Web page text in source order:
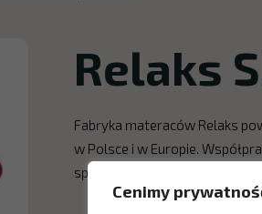
Cenimy
Relaks
Fabryka materaców Relaks
w Polsce i w Europie.
specjalistycznymi.